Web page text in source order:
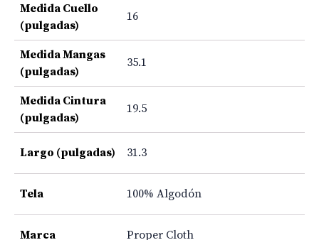
Medida Cuello
(pulgadas)
16
Medida Mangas
(pulgadas)
35.1
Medida Cintura
(pulgadas)
19.5
Largo (pulgadas) 31.3
Tela 100% Algodón
Marca Proper Cloth